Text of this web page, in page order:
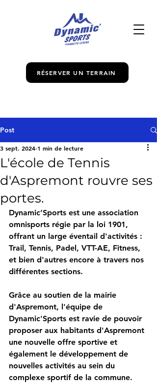
RÉSERVER UN TERRAIN
Post
L'école de Tennis
d'Aspremont rouvre ses
portes.
3 sept. 2024 1 min de lecture
Dynamic’Sports est une association
omnisports régie par la loi 1901,
offrant un large éventail d'activités :
Trail, Tennis, Padel, VTT-AE, Fitness,
et bien d'autres encore à travers nos
différentes sections.
Grâce au soutien de la mairie
d'Aspremont, l'équipe de
Dynamic'Sports est ravie de pouvoir
proposer aux habitants d'Aspremont
une nouvelle offre sportive et
également le développement de
nouvelles activités au sein du
complexe sportif de la commune.